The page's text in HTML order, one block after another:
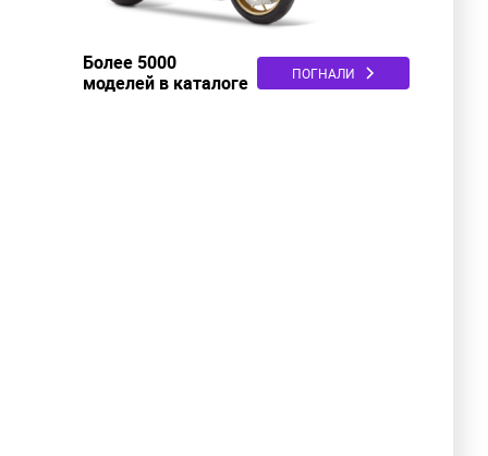
Более 5000
моделей в каталоге
ПОГНАЛИ